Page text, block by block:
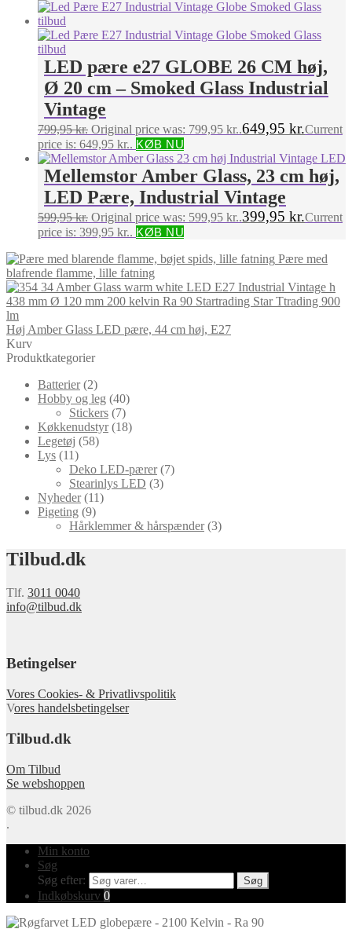
LED pære e27 GLOBE 26 CM høj,
Ø 20 cm – Smoked Glass Industrial
Vintage
799,95kr. Original price was: 799,95 kr..649,95 kr.Current
price is: 649,95 kr.. KØB NU
Mellemstor Amber Glass, 23 cm høj,
LED Pære, Industrial Vintage
599,95kr. Original price was: 599,95 kr..399,95 kr.Current
price is: 399,95 kr.. KØB NU
Pære med
blafrende flamme, lille fatning
Høj Amber Glass LED pære, 44 cm høj, E27
Kurv
Produktkategorier
Batterier (2)
Hobby og leg (40)
Stickers (7)
Køkkenudstyr (18)
Legetøj (58)
Lys (11)
Deko LED-pærer (7)
Stearinlys LED (3)
Nyheder (11)
Pigeting (9)
Hårklemmer & hårspænder (3)
Tilbud.dk
Tlf. 3011 0040
info@tilbud.dk
Betingelser
Vores Cookies- & Privatlivspolitik
Vores handelsbetingelser
Tilbud.dk
Om Tilbud
Se webshoppen
© tilbud.dk 2026
.
Min konto
Søg
Søg efter:
Søg
Indkøbskurv 0